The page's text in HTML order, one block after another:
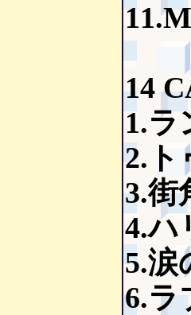
14
1.ラ
2.ト
3.街
4.ハ
5.涙
6.ラ